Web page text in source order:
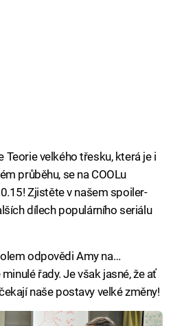
Teorie velkého třesku, která je i
průběhu, se na COOLu
Zjistěte v našem spoiler-
dílech populárního seriálu
odpovědi Amy na…
řady. Je však jasné, že ať
naše postavy velké změny!